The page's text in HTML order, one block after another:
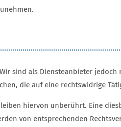
sind als Diensteanbieter jedoch
die auf eine rechtswidrige
hiervon unberührt. Eine
von entsprechenden